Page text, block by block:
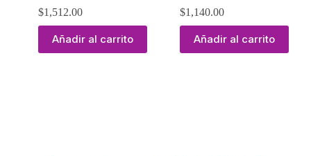
$1,512.00
Añadir al carrito
$1,140.00
Añadir al carrito